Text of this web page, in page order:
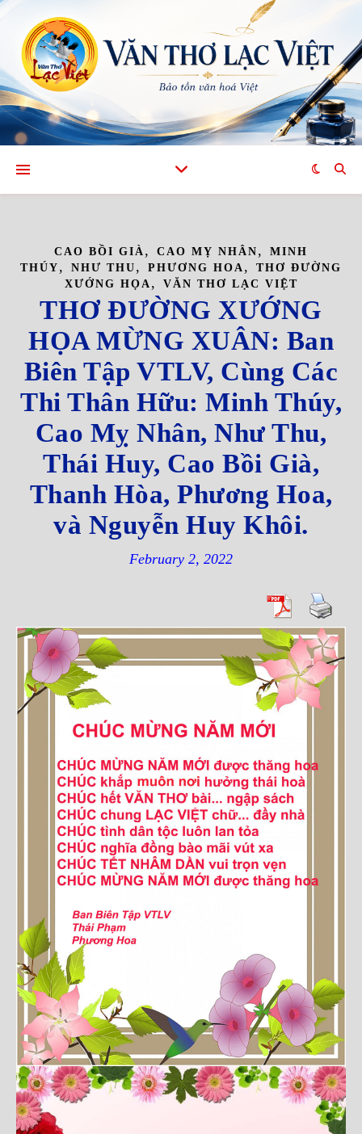
CAO BỒI GIÀ , CAO MỴ NHÂN ,
MINH
THÚY , NHƯ THU , PHƯƠNG HOA ,
THƠ ĐƯỜNG
XƯỚNG HỌA , VĂN THƠ LẠC VIỆT
THƠ ĐƯỜNG XƯỚNG
HỌA MỪNG XUÂN: Ban
Biên Tập VTLV, Cùng Các
Thi Thân Hữu: Minh Thúy,
Cao Mỵ Nhân, Như Thu,
Thái Huy, Cao Bồi Già,
Thanh Hòa, Phương Hoa,
và Nguyễn Huy Khôi.
February 2, 2022